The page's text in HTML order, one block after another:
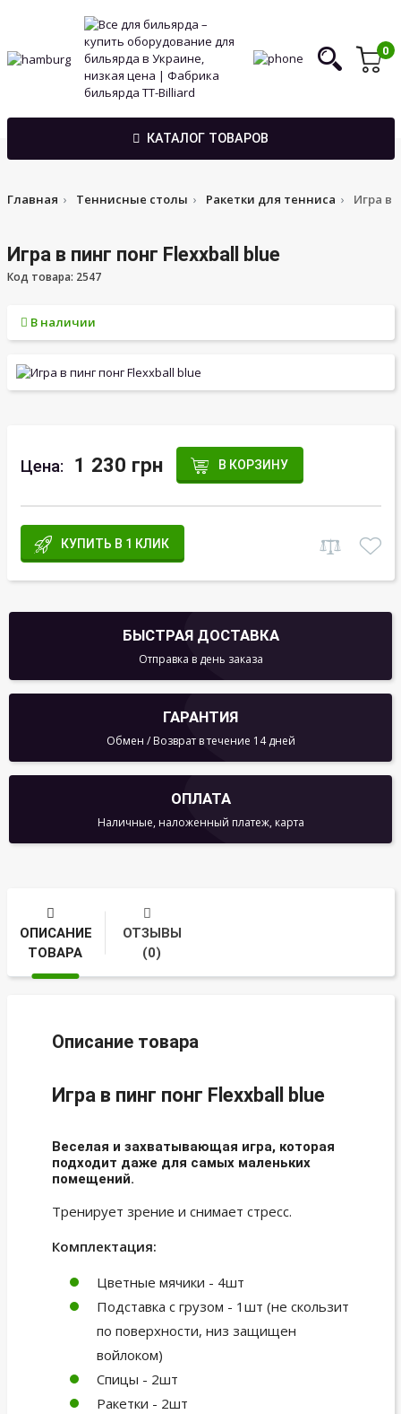
0
КАТАЛОГ ТОВАРОВ
Главная Теннисные столы Ракетки для тенниса Игра в
Игра в пинг понг Flexxball blue
Код товара: 2547
В наличии
Цена: 1 230 грн В КОРЗИНУ
КУПИТЬ В 1 КЛИК
БЫСТРАЯ ДОСТАВКА
Отправка в день заказа
ГАРАНТИЯ
Обмен / Возврат в течение 14 дней
ОПЛАТА
Наличные, наложенный платеж, карта
ОПИСАНИЕ
ТОВАРА
ОТЗЫВЫ
(0)
Описание товара
Игра в пинг понг Flexxball blue
Веселая и захватывающая игра, которая
подходит даже для самых маленьких
помещений.
Тренирует зрение и снимает стресс.
Комплектация:
Цветные мячики - 4шт
Подставка с грузом - 1шт (не скользит
по поверхности, низ защищен
войлоком)
Спицы - 2шт
Ракетки - 2шт